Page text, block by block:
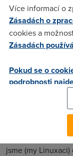
Je to jedna velká
technologií, ale
do velkého lejna a
osoba si (pokud
totiž na sebe bič
na tom snad jen
zkrátka i Ivan).
(1.7.2009
Tak pokud se do
jsme (my
Více informací o
Zásadách o
cookies a
Zásadách
Pokud se o
podrobnosti